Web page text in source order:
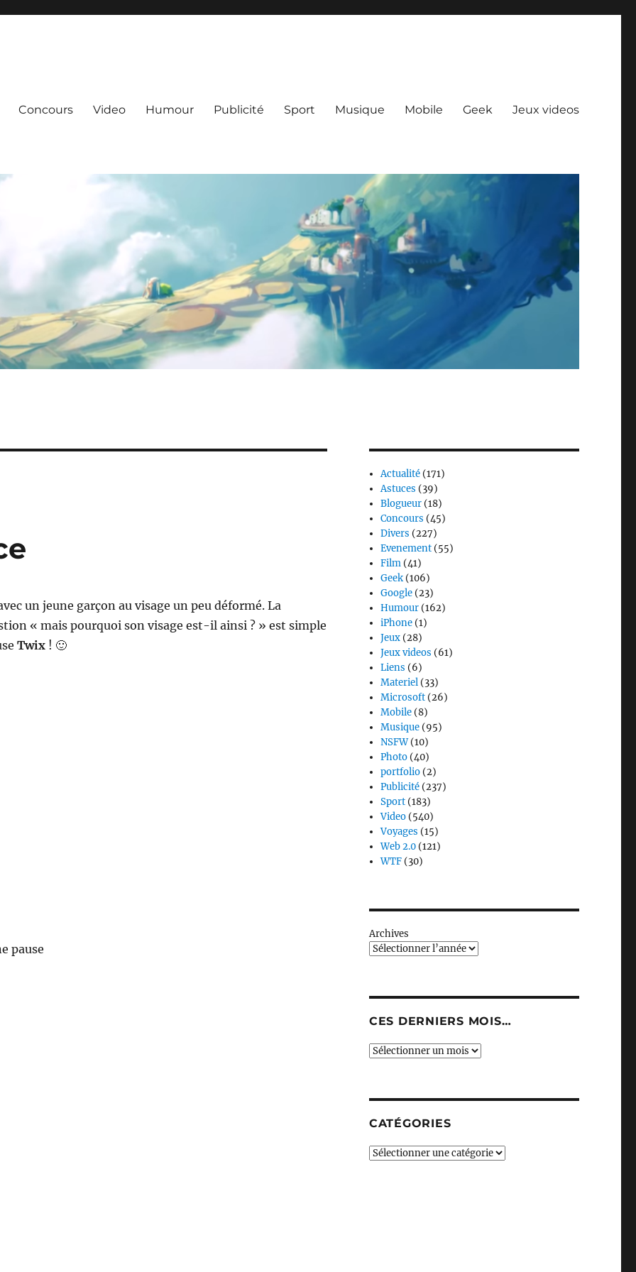
Concours Video Humour Publicité Sport Musique Mobile Geek Jeux videos
un jeune garçon au visage un peu déformé. La
« mais pourquoi son visage est-il ainsi ? » est simple
Twix! 🙂
pause
Actualité (171)
Astuces (39)
Blogueur (18)
Concours (45)
Divers (227)
Evenement (55)
Film (41)
Geek (106)
Google (23)
Humour (162)
iPhone (1)
Jeux (28)
Jeux videos (61)
Liens (6)
Materiel (33)
Microsoft (26)
Mobile (8)
Musique (95)
NSFW(10)
Photo (40)
portfolio (2)
Publicité (237)
Sport (183)
Video (540)
Voyages (15)
Web 2.0 (121)
WTF (30)
Archives
CES DERNIERS MOIS…
Ces
CATÉGORIES
Catégories